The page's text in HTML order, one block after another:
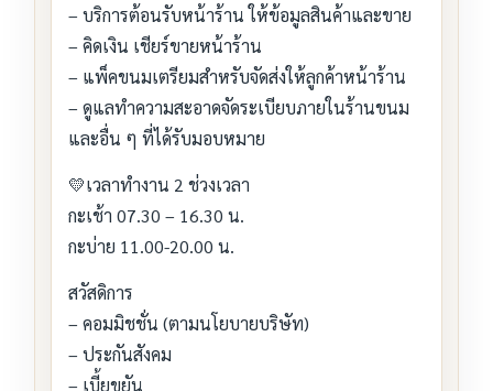
– บริการต้อนรับหน้าร้าน ให้ข้อมูลสินค้าและขาย
– คิดเงิน เชียร์ขายหน้าร้าน
– แพ็คขนมเตรียมสำหรับจัดส่งให้ลูกค้าหน้าร้าน
– ดูแลทำความสะอาดจัดระเบียบภายในร้านขนม
และอื่น ๆ ที่ได้รับมอบหมาย
💛เวลาทำงาน 2 ช่วงเวลา
กะเช้า 07.30 – 16.30 น.
กะบ่าย 11.00-20.00 น.
สวัสดิการ
– คอมมิชชั่น (ตามนโยบายบริษัท)
– ประกันสังคม
– เบี้ยขยัน